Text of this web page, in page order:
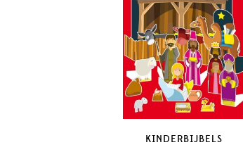
KINDERBIJBELS